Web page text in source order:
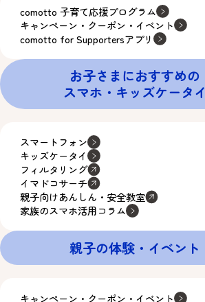
comotto 子育て応援プログラム
キャンペーン・クーポン・イベント
comotto for Supportersアプリ
お子さまにおすすめの
スマホ・キッズケータイ
スマートフォン
キッズケータイ
フィルタリング
イマドコサーチ
親子向けあんしん・安全教室
家族のスマホ活用コラム
親子の体験・イベント
キャンペーン・クーポン・イベント